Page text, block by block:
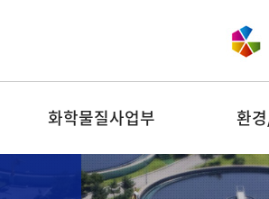
화학물질사업부 환